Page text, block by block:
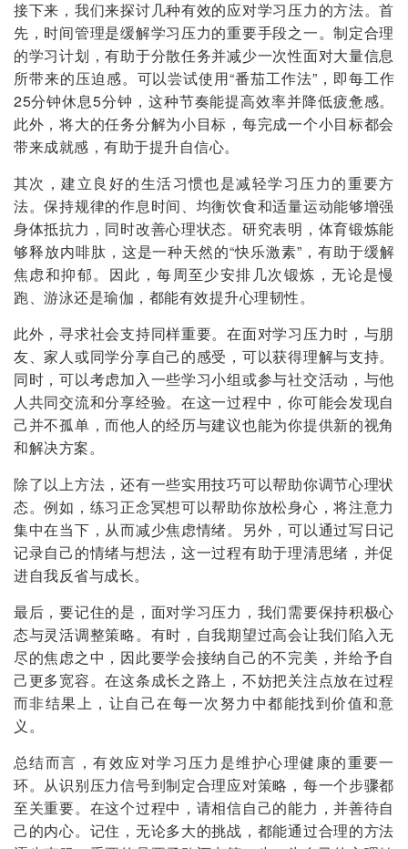
接下来，我们来探讨几种有效的应对学习压力的方法。首
先，时间管理是缓解学习压力的重要手段之一。制定合理
的学习计划，有助于分散任务并减少一次性面对大量信息
所带来的压迫感。可以尝试使用“番茄工作法”，即每工作
25分钟休息5分钟，这种节奏能提高效率并降低疲惫感。
此外，将大的任务分解为小目标，每完成一个小目标都会
带来成就感，有助于提升自信心。
其次，建立良好的生活习惯也是减轻学习压力的重要方
法。保持规律的作息时间、均衡饮食和适量运动能够增强
身体抵抗力，同时改善心理状态。研究表明，体育锻炼能
够释放内啡肽，这是一种天然的“快乐激素”，有助于缓解
焦虑和抑郁。因此，每周至少安排几次锻炼，无论是慢
跑、游泳还是瑜伽，都能有效提升心理韧性。
此外，寻求社会支持同样重要。在面对学习压力时，与朋
友、家人或同学分享自己的感受，可以获得理解与支持。
同时，可以考虑加入一些学习小组或参与社交活动，与他
人共同交流和分享经验。在这一过程中，你可能会发现自
己并不孤单，而他人的经历与建议也能为你提供新的视角
和解决方案。
除了以上方法，还有一些实用技巧可以帮助你调节心理状
态。例如，练习正念冥想可以帮助你放松身心，将注意力
集中在当下，从而减少焦虑情绪。另外，可以通过写日记
记录自己的情绪与想法，这一过程有助于理清思绪，并促
进自我反省与成长。
最后，要记住的是，面对学习压力，我们需要保持积极心
态与灵活调整策略。有时，自我期望过高会让我们陷入无
尽的焦虑之中，因此要学会接纳自己的不完美，并给予自
己更多宽容。在这条成长之路上，不妨把关注点放在过程
而非结果上，让自己在每一次努力中都能找到价值和意
义。
总结而言，有效应对学习压力是维护心理健康的重要一
环。从识别压力信号到制定合理应对策略，每一个步骤都
至关重要。在这个过程中，请相信自己的能力，并善待自
己的内心。记住，无论多大的挑战，都能通过合理的方法